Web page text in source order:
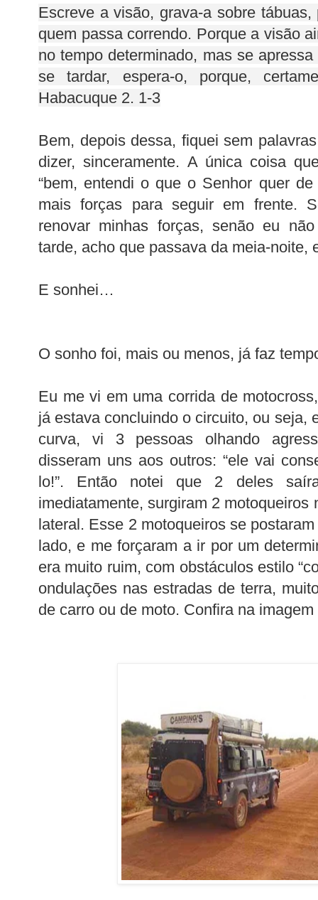
Escreve a visão, grava-a sobre
quem passa correndo. Porque a visão
no tempo determinado, mas se
se tardar, espera-o, porque,
Habacuque 2. 1-3
Bem, depois dessa, fiquei sem
dizer, sinceramente. A única coisa
“bem, entendi o que o Senhor quer
mais forças para seguir em frente.
renovar minhas forças, senão eu
tarde, acho que passava da meia-noite,
E sonhei…
O sonho foi, mais ou menos, já faz
Eu me vi em uma corrida de
já estava concluindo o circuito, ou seja,
curva, vi 3 pessoas olhando
disseram uns aos outros: “ele vai
lo!”. Então notei que 2 deles
imediatamente, surgiram 2 motoqueiros
lateral. Esse 2 motoqueiros se
lado, e me forçaram a ir por um
era muito ruim, com obstáculos estilo
ondulações nas estradas de terra,
de carro ou de moto. Confira na